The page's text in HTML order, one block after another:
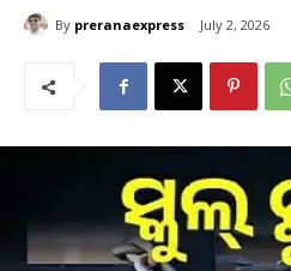
By preranaexpress July 2, 2026